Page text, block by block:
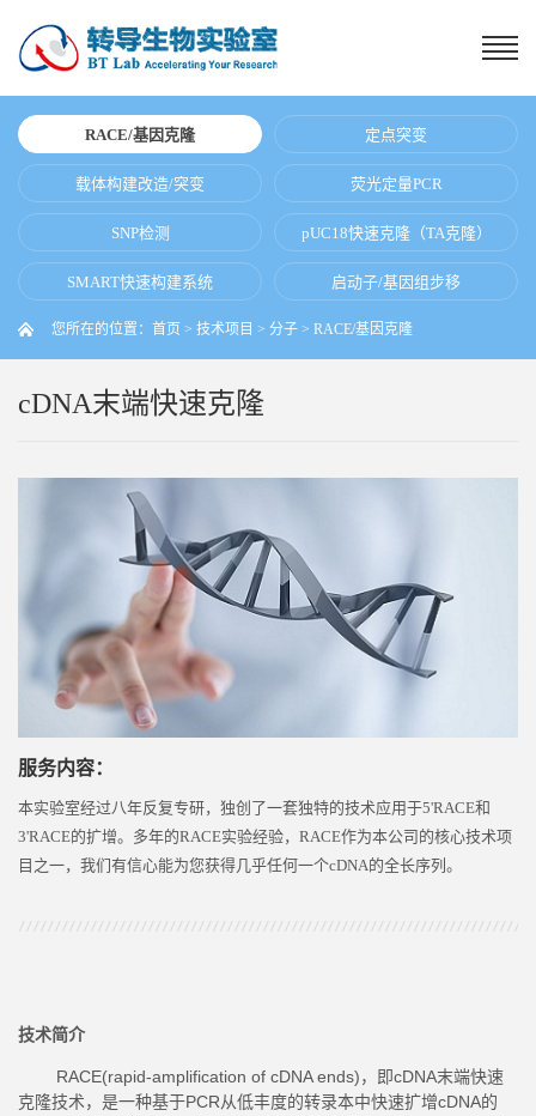
RACE/基因克隆 定点突变
载体构建改造/突变 荧光定量PCR
SNP检测 pUC18快速克隆（TA克隆）
SMART快速构建系统 启动子/基因组步移
您所在的位置： 首页 > 技术项目 > 分子 > RACE/基因克隆
cDNA末端快速克隆
服务内容：
本实验室经过八年反复专研，独创了一套独特的技术应用于5'RACE和
3'RACE的扩增。多年的RACE实验经验，RACE作为本公司的核心技术项
目之一，我们有信心能为您获得几乎任何一个cDNA的全长序列。
技术简介
RACE(rapid-amplification of cDNA ends)，即cDNA末端快速
克隆技术，是一种基于PCR从低丰度的转录本中快速扩增cDNA的